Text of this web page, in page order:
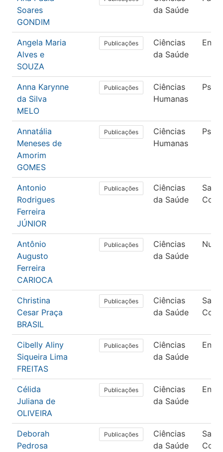
Soares
GONDIM
da Saúde
Angela Maria
Alves e
SOUZA
Publicações
Ciências
da Saúde
Anna Karynne
da Silva
MELO
Publicações
Ciências
Humanas
Annatália
Meneses de
Amorim
GOMES
Publicações
Ciências
Humanas
Antonio
Rodrigues
Ferreira
JÚNIOR
Publicações
Ciências
da Saúde
Antônio
Augusto
Ferreira
CARIOCA
Publicações
Ciências
da Saúde
Christina
Cesar Praça
BRASIL
Publicações
Ciências
da Saúde
Cibelly Aliny
Siqueira Lima
FREITAS
Publicações
Ciências
da Saúde
Célida
Juliana de
OLIVEIRA
Publicações
Ciências
da Saúde
Deborah
Pedrosa
Publicações
Ciências
da Saúde